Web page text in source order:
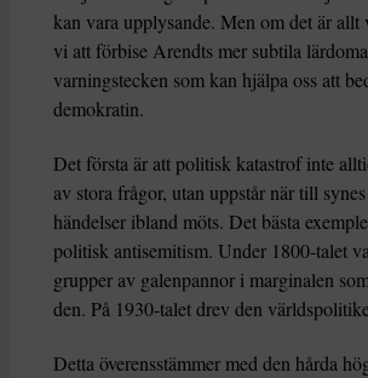
kan vara upplysande. Men om det är
vi att förbise Arendts mer subtila
varningstecken som kan hjälpa oss att
demokratin.
Det första är att politisk katastrof inte
av stora frågor, utan uppstår när till
händelser ibland möts. Det bästa
politisk antisemitism. Under 1800-talet
grupper av galenpannor i marginalen
den. På 1930-talet drev den
Detta överensstämmer med den hårda